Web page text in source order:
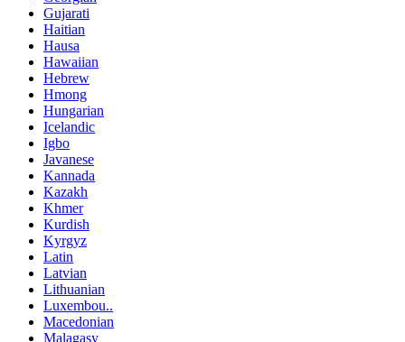
Gujarati
Haitian
Hausa
Hawaiian
Hebrew
Hmong
Hungarian
Icelandic
Igbo
Javanese
Kannada
Kazakh
Khmer
Kurdish
Kyrgyz
Latin
Latvian
Lithuanian
Luxembou..
Macedonian
Malagasy